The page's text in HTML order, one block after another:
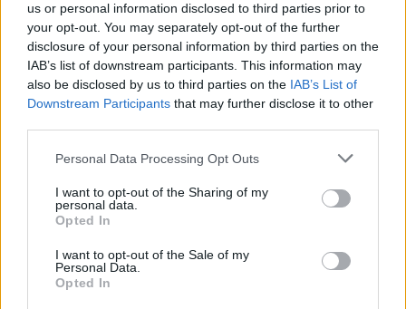
us or personal information disclosed to third parties prior to
your opt-out. You may separately opt-out of the further
disclosure of your personal information by third parties on the
IAB’s list of downstream participants. This information may
also be disclosed by us to third parties on the IAB’s List of
Downstream Participants that may further disclose it to other
Please note that this website/app uses one or more Google
not limited to your visit or usage behaviour. You may click to
grant or deny consent to Google and its third-party tags to
use your data for below specified purposes in below Google
consent section.
Personal Data Processing Opt Outs
I want to opt-out of the Sharing of my
personal data.
Opted In
I want to opt-out of the Sale of my
Personal Data.
Opted In
Από τον Ρήνο μέχρι τη
κρίση παραλύει την
ευρωπαϊκή οικονομία
Τουρισμός για Όλους:
ανεξάρτητα από το
τελευταίο ψηφίο του ΑΦΜ
Νέο Audi A2 e-tron με στόχο την κορυφή της
αποδοτικότητας